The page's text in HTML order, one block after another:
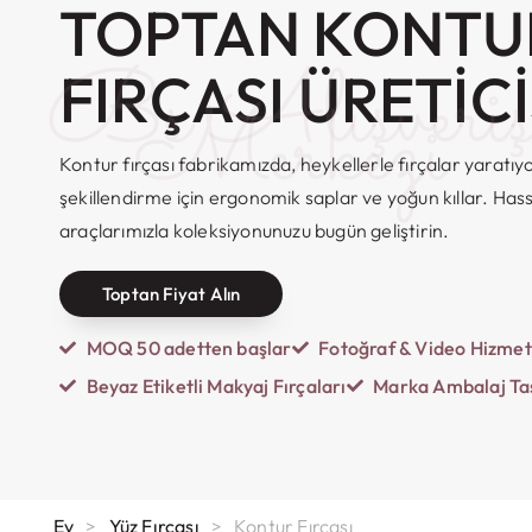
TOPTAN
FIRÇASI
BsMerkezi
Kontur fırçası fabrikamızda, heykellerle fırçalar
şekillendirme için ergonomik saplar ve yoğun kıllar.
araçlarımızla koleksiyonunuzu bugün geliştirin.
Toptan Fiyat Alın
MOQ 50 adetten başlar
Fotoğraf & Video
Beyaz Etiketli Makyaj Fırçaları
Marka Ambalaj
Ev > Yüz Fırçası > Kontur Fırçası